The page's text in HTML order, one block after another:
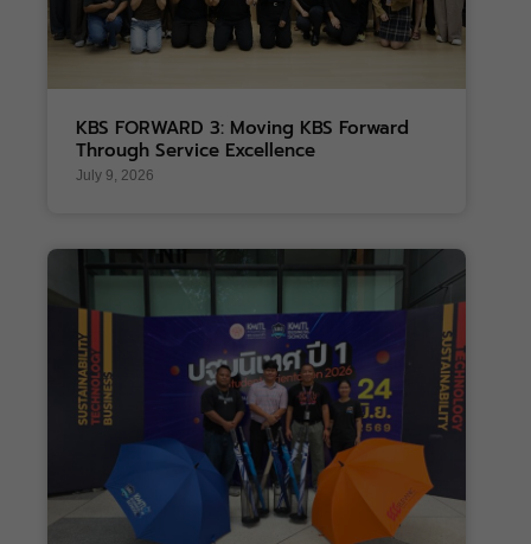
KBS FORWARD 3: Moving KBS Forward
Through Service Excellence
July 9, 2026